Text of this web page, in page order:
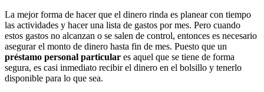
La mejor forma de hacer que el dinero rinda es planear con tiempo
las actividades y hacer una lista de gastos por mes. Pero cuando
estos gastos no alcanzan o se salen de control, entonces es necesario
asegurar el monto de dinero hasta fin de mes. Puesto que un
préstamo personal particular es aquel que se tiene de forma
segura, es casi inmediato recibir el dinero en el bolsillo y tenerlo
disponible para lo que sea.